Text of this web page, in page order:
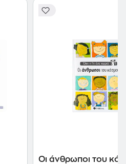
Οι άνθρωποι του